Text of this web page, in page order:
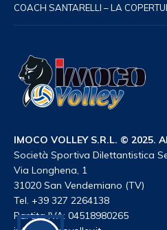
COACH SANTARELLI – LA
IMOCO VOLLEY S.R.L. © 2025.
Società Sportiva Dilettantistica
Via Longhena, 1
31020 San Vendemiano (TV)
Tel. +39 327 2264138
Partita IVA: 04518980265